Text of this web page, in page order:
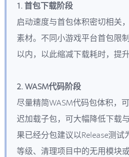
1. 首包下载阶段
启动速度与首包体积密切相关
素材。不同小游戏平台首包限
以内，以此缩减下载耗时，提
2. WASM代码阶段
尽量精简WASM代码包体积，
迟加载子包，可大幅降低下载
果已经分包建议以Release测
等级、清理项目中的无用模块